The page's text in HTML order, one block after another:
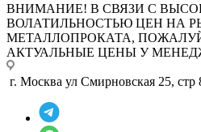
ВНИМАНИЕ! В СВЯЗИ С
ВОЛАТИЛЬНОСТЬЮ ЦЕН НА
МЕТАЛЛОПРОКАТА,
АКТУАЛЬНЫЕ ЦЕНЫ У
г. Москва ул Смирновская 25, стр